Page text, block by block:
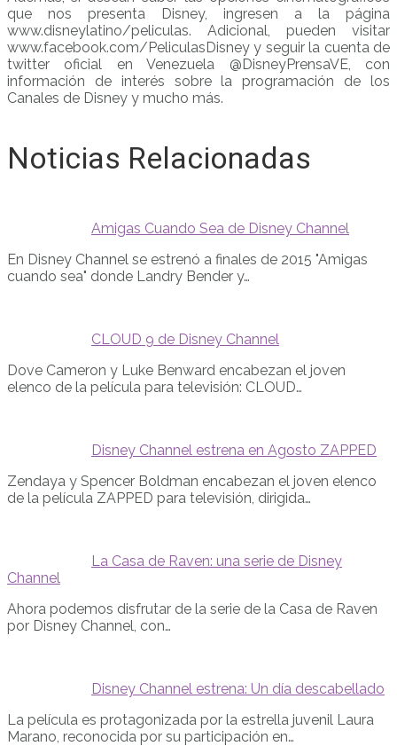
que nos presenta Disney, ingresen a la página
www.disneylatino/peliculas. Adicional, pueden visitar
www.facebook.com/PeliculasDisney y seguir la cuenta de
twitter oficial en Venezuela @DisneyPrensaVE, con
información de interés sobre la programación de los
Canales de Disney y mucho más.
Noticias Relacionadas
Amigas Cuando Sea de Disney Channel
En Disney Channel se estrenó a finales de 2015 "Amigas
cuando sea" donde Landry Bender y…
CLOUD 9 de Disney Channel
Dove Cameron y Luke Benward encabezan el joven
elenco de la película para televisión: CLOUD…
Disney Channel estrena en Agosto ZAPPED
Zendaya y Spencer Boldman encabezan el joven elenco
de la película ZAPPED para televisión, dirigida…
La Casa de Raven: una serie de Disney
Channel
Ahora podemos disfrutar de la serie de la Casa de Raven
por Disney Channel, con…
Disney Channel estrena: Un día descabellado
La película es protagonizada por la estrella juvenil Laura
Marano, reconocida por su participación en…